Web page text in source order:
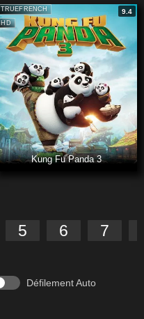
HD
TRUEFRENCH 9.4
Kung Fu Panda 3
5 6 7
Défilement Auto